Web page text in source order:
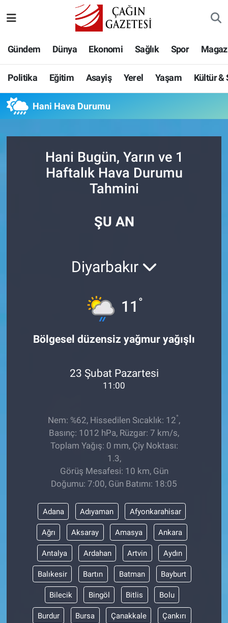
Gündem Dünya Ekonomi Sağlık Spor
Politika Eğitim Asayiş Yerel Yaşam Kültür &
Hani Hava Durumu
Hani Bugün, Yarın ve 1
Haftalık Hava Durumu
Tahmini
ŞU AN
Diyarbakır
11 °
Bölgesel düzensiz yağmur yağışlı
23 Şubat Pazartesi
11:00
Nem: %62, Hissedilen Sıcaklık: 12°,
Basınç: 1012 hPa, Rüzgar: 7 km/s,
Toplam Yağış: 0 mm, Çiy Noktası:
1.3,
Görüş Mesafesi: 10 km, Gün
Doğumu: 7:00, Gün Batımı: 18:05
Adana Adıyaman Afyonkarahisar
Ağrı Aksaray Amasya Ankara
Antalya Ardahan Artvin Aydın
Balıkesir Bartın Batman Bayburt
Bilecik Bingöl Bitlis Bolu
Burdur Bursa Çanakkale Çankırı
Eğitim
Asayiş
Yerel
Kültür & Sanat
Video Galeri
Hava Durumu
Namaz Vakitleri
Trafik Durumu
Tüm Manşetler
Son Dakika Haberleri